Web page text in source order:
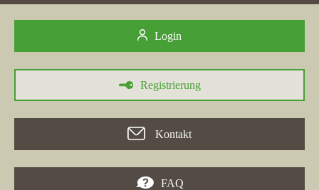
Login
Registrierung
Kontakt
FAQ